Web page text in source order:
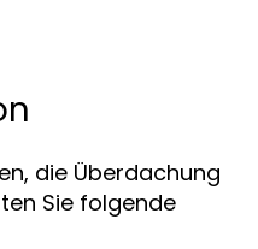
die Überdachung
Sie folgende